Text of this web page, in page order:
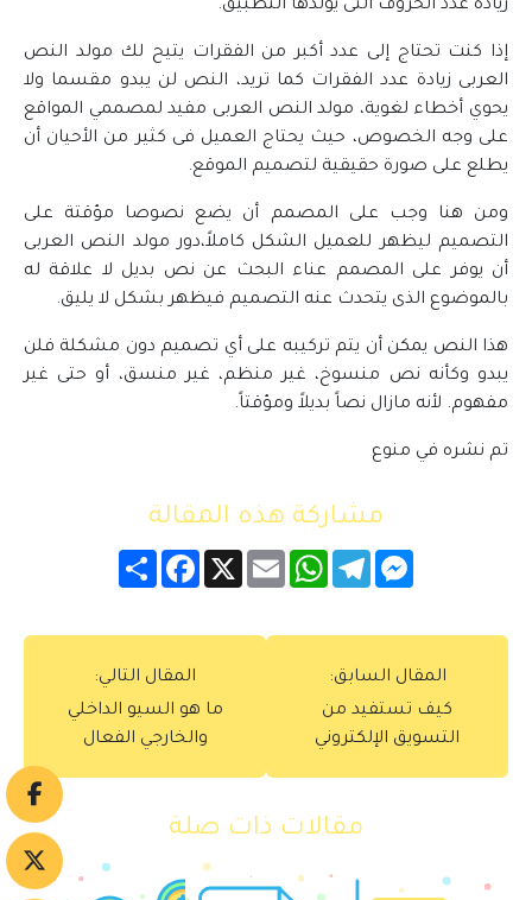
زيادة عدد الحروف التى يولدها التطبيق.
إذا كنت تحتاج إلى عدد أكبر من الفقرات يتيح لك مولد النص
العربى زيادة عدد الفقرات كما تريد، النص لن يبدو مقسما ولا
يحوي أخطاء لغوية، مولد النص العربى مفيد لمصممي المواقع
على وجه الخصوص، حيث يحتاج العميل فى كثير من الأحيان أن
يطلع على صورة حقيقية لتصميم الموقع.
ومن هنا وجب على المصمم أن يضع نصوصا مؤقتة على
التصميم ليظهر للعميل الشكل كاملاً،دور مولد النص العربى
أن يوفر على المصمم عناء البحث عن نص بديل لا علاقة له
بالموضوع الذى يتحدث عنه التصميم فيظهر بشكل لا يليق.
هذا النص يمكن أن يتم تركيبه على أي تصميم دون مشكلة فلن
يبدو وكأنه نص منسوخ، غير منظم، غير منسق، أو حتى غير
مفهوم. لأنه مازال نصاً بديلاً ومؤقتاً.
تم نشره في منوع
مشاركة هذه المقالة
انشر
Facebook X Email
WhatsAppTelegramMessenger
المقال السابق:
كيف تستفيد من
التسويق الإلكتروني
المقال التالي:
ما هو السيو الداخلي
والخارجي الفعال
مقالات ذات صلة